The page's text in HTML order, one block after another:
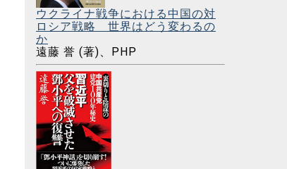
ウクライナ戦争における中国の対
ロシア戦略 世界はどう変わるの
か
遠藤 誉 (著)、PHP